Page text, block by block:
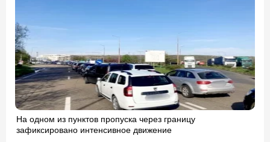
На одном из пунктов пропуска через границу
зафиксировано интенсивное движение